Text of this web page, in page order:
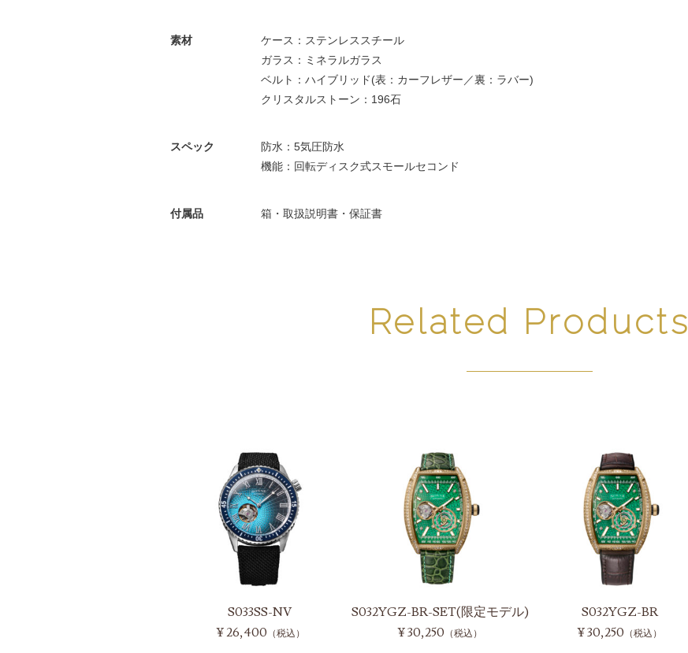
素材
ケース：ステンレススチール
ガラス：ミネラルガラス
ベルト：ハイブリッド(表：カーフレザー／裏：ラバー)
クリスタルストーン：196石
スペック
防水：5気圧防水
機能：回転ディスク式スモールセコンド
付属品 箱・取扱説明書・保証書
Related Products
S033SS-NV
¥ 26,400 （税込）
S032YGZ-BR-SET(限定モデル)
¥ 30,250 （税込）
S032YGZ-BR
¥ 30,250 （税込）